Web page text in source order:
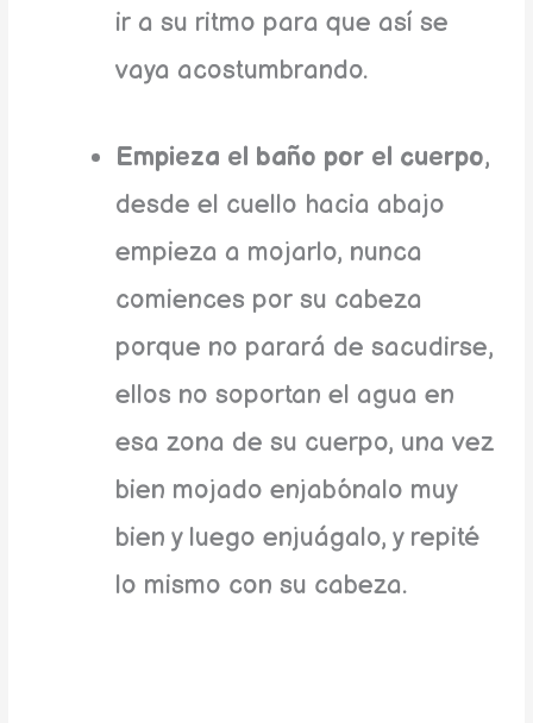
ir a su ritmo para que así se
vaya acostumbrando.
Empieza el baño por el cuerpo,
desde el cuello hacia abajo
empieza a mojarlo, nunca
comiences por su cabeza
porque no parará de sacudirse,
ellos no soportan el agua en
esa zona de su cuerpo, una vez
bien mojado enjabónalo muy
bien y luego enjuágalo, y repité
lo mismo con su cabeza.